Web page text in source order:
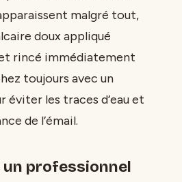
malgré tout,
doux appliqué
rincé immédiatement
toujours avec un
les traces d’eau et
de l’émail.
un professionnel